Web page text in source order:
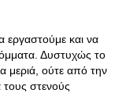
εργαστούμε και να
Δυστυχώς το
μεριά, ούτε από την
τους στενούς